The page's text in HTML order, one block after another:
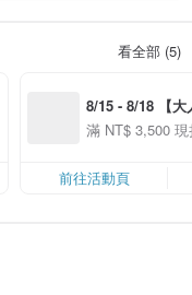
看全部 (5)
8/15 - 8/18 【大
季】滿
50
滿 NT$ 3,500
前往活動頁